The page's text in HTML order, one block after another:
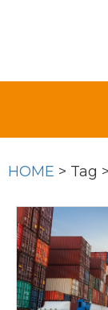
HOME > Tag